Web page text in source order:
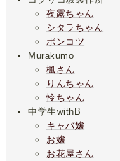
夜露ちゃん
シタラちゃん
ポンコツ
Murakumo
楓さん
りんちゃん
怜ちゃん
中学生withB
キャバ嬢
お嬢
お花屋さん